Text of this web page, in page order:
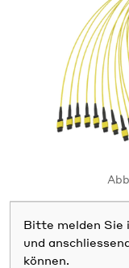
Bitte melden Sie
und
können.